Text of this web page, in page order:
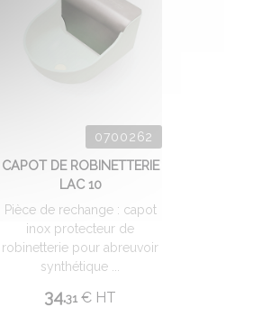
0700262
CAPOT DE ROBINETTERIE
LAC 10
Pièce de rechange : capot
inox protecteur de
robinetterie pour abreuvoir
synthétique ...
34.31 € HT